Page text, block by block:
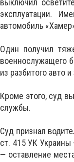
выключил
эксплуатации.
автомобиль
Один получил
военнослужащего
из разбитого авто
Кроме этого, суд
службы.
Суд признал
ст. 415 УК
— оставление